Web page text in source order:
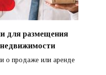
для размещения
о продаже или аренде